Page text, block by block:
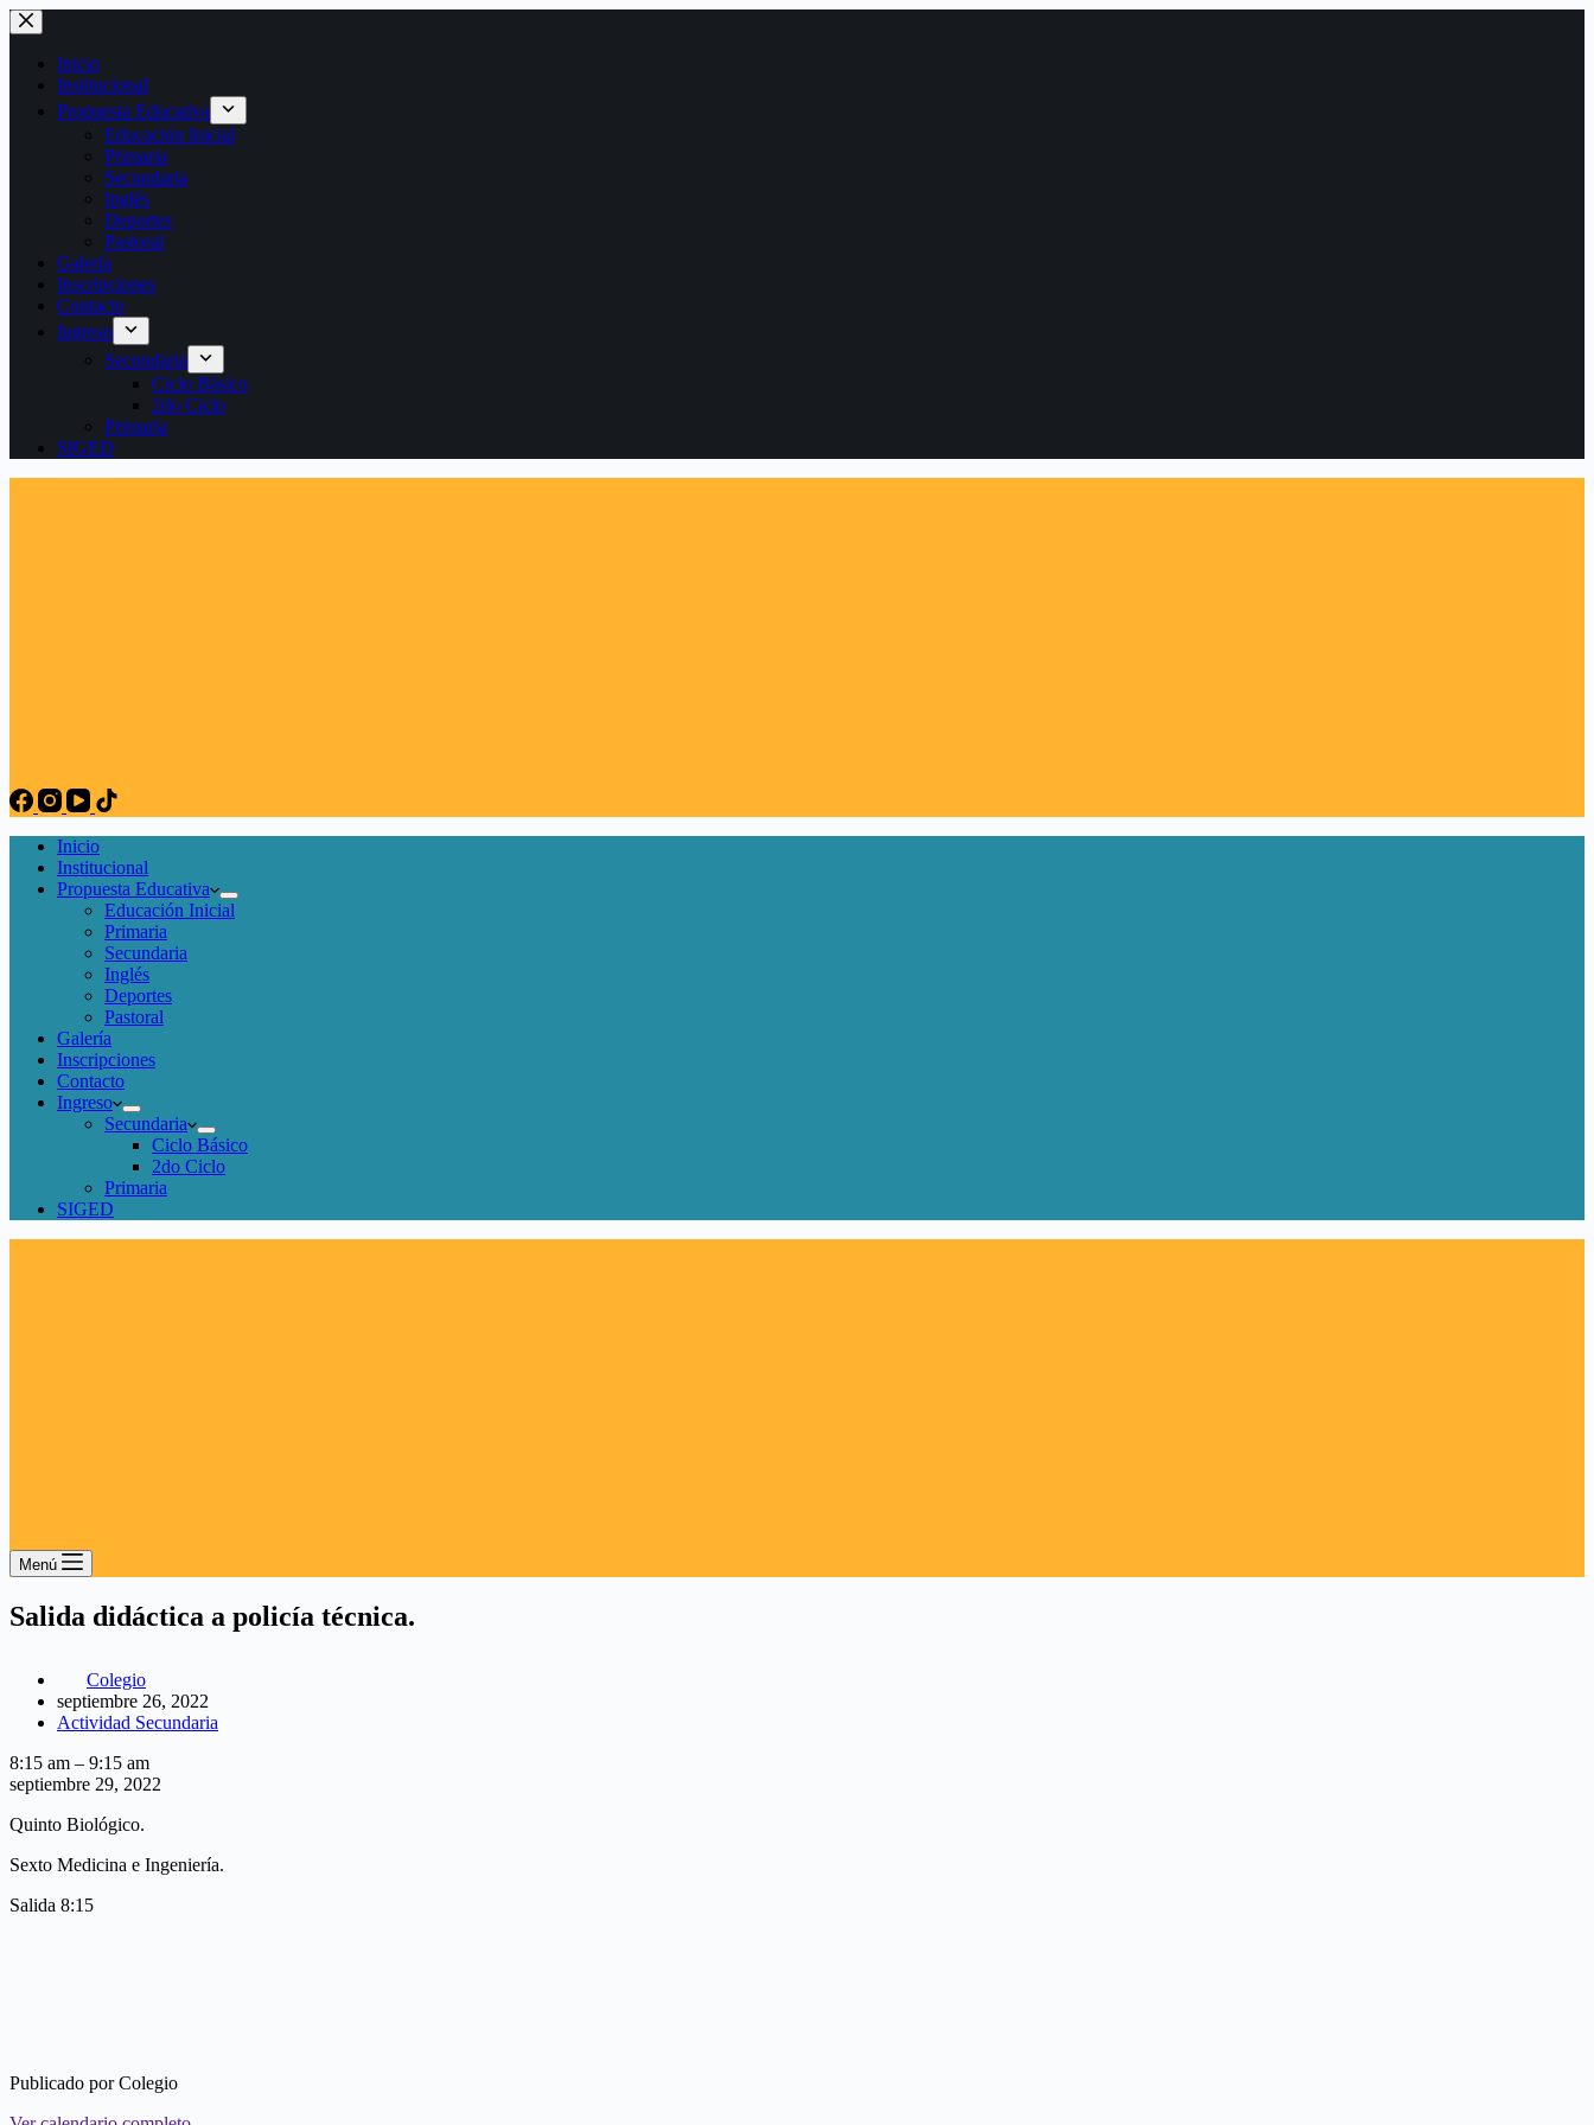
Saltar
al
contenido
Inicio
Institucional
Propuesta Educativa
Educación Inicial
Primaria
Secundaria
Inglés
Deportes
Pastoral
Galería
Inscripciones
Contacto
Ingreso
Secundaria
Ciclo Básico
2do Ciclo
Primaria
SIGED
Inicio
Institucional
Propuesta Educativa
Educación Inicial
Primaria
Secundaria
Inglés
Deportes
Pastoral
Galería
Inscripciones
Contacto
Ingreso
Secundaria
Ciclo Básico
2do Ciclo
Primaria
SIGED
Menú
Salida didáctica a policía técnica.
Colegio
septiembre 26, 2022
Actividad Secundaria
Salida
didáctica
policía
8:15 am – 9:15 am
septiembre 29, 2022
Quinto Biológico.
Sexto Medicina e Ingeniería.
Salida 8:15
Publicado por Colegio